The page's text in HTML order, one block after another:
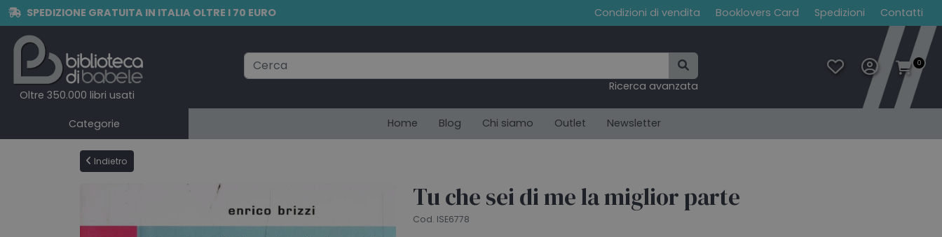
SPEDIZIONE GRATUITA IN ITALIA OLTRE I 70 EURO Condizioni di vendita Booklovers Card Spedizioni Contatti
Oltre 350.000 libri usati
Ricerca avanzata
0
Categorie Home Blog Chi siamo Outlet Newsletter
Indietro
Tu che sei di me la miglior parte
Cod. ISE6778